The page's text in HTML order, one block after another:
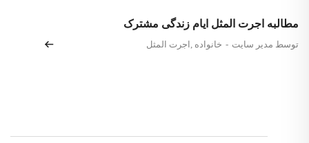
مطالبه اجرت المثل ایام زندگی مشترک
توسط مدیر سایت - اجرت المثل , خانواده